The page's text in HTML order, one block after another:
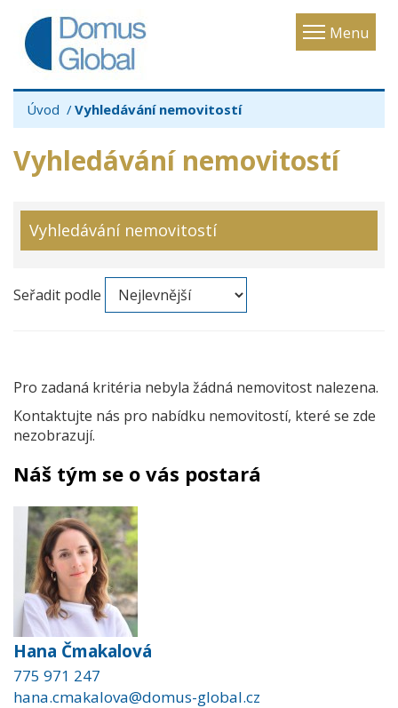
Menu
Toggle
Úvod Vyhledávání nemovitostí
Vyhledávání nemovitostí
Vyhledávání nemovitostí
Seřadit podle
Pro zadaná kritéria nebyla žádná nemovitost nalezena.
Kontaktujte nás pro nabídku nemovitostí, které se zde
nezobrazují.
Náš tým se o vás postará
Hana Čmakalová
775 971 247
hana.cmakalova@domus-global.cz